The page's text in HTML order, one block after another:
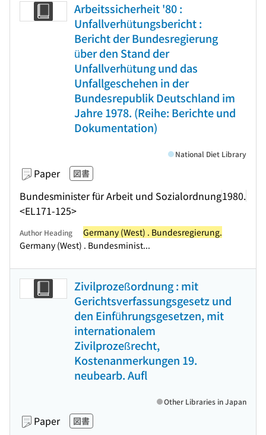
Arbeitssicherheit '80 :
Unfallverhütungsbericht :
Bericht der Bundesregierung
über den Stand der
Unfallverhütung und das
Unfallgeschehen in der
Bundesrepublik Deutschland im
Jahre 1978. (Reihe: Berichte und
Dokumentation)
Paper 図書
Bundesminister für Arbeit und Sozialordnung1980.
<EL171-125>
National Diet Library
Author Heading
Germany (West) . Bundesregierung.
Germany (West) . Bundesminist...
Zivilprozeßordnung : mit
Gerichtsverfassungsgesetz und
den Einführungsgesetzen, mit
internationalem
Zivilprozeßrecht,
Kostenanmerkungen 19.
neubearb. Aufl
Paper 図書
Other Libraries in Japan